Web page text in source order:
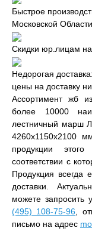
Быстрое
Московской Области
Скидки юр.лицам на
Недорогая
цены на доставку
Ассортимент жб
более 10000
лестничный марш
4260x1150x2100
продукции
соответствии с
Продукция всегда
доставки.
можете
(495) 108-75-96 ,
письмо на адрес